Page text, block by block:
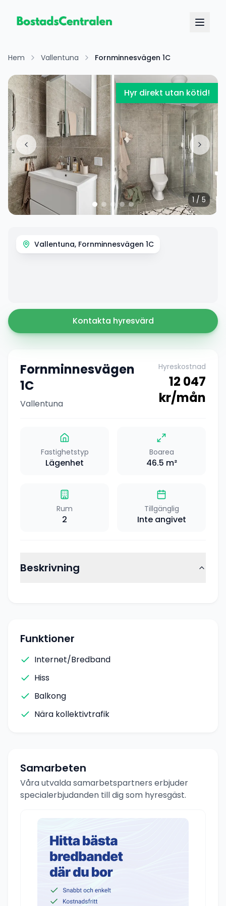
Hem Vallentuna Fornminnesvägen 1C
Hyr direkt utan kötid!
1/ 5
Vallentuna, Fornminnesvägen 1C
Kontakta hyresvärd
Fornminnesvägen
1C
Vallentuna
Hyreskostnad
12 047
kr/mån
Fastighetstyp
Lägenhet
Boarea
46.5 m²
Rum
2
Tillgänglig
Inte angivet
Beskrivning
Funktioner
Internet/Bredband
Hiss
Balkong
Nära kollektivtrafik
Samarbeten
Våra utvalda samarbetspartners erbjuder
specialerbjudanden till dig som hyresgäst.